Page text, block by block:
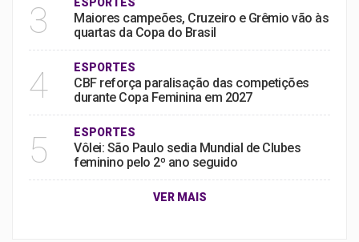
3
Maiores campeões, Cruzeiro e Grêmio vão às
quartas da Copa do Brasil
4 ESPORTES
CBF reforça paralisação das competições
durante Copa Feminina em 2027
5 ESPORTES
Vôlei: São Paulo sedia Mundial de Clubes
feminino pelo 2º ano seguido
VER MAIS